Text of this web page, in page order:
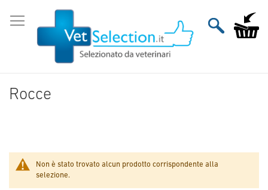
al
contenuto
Carrello
Rocce
Non è stato trovato alcun prodotto corrispondente alla
selezione.